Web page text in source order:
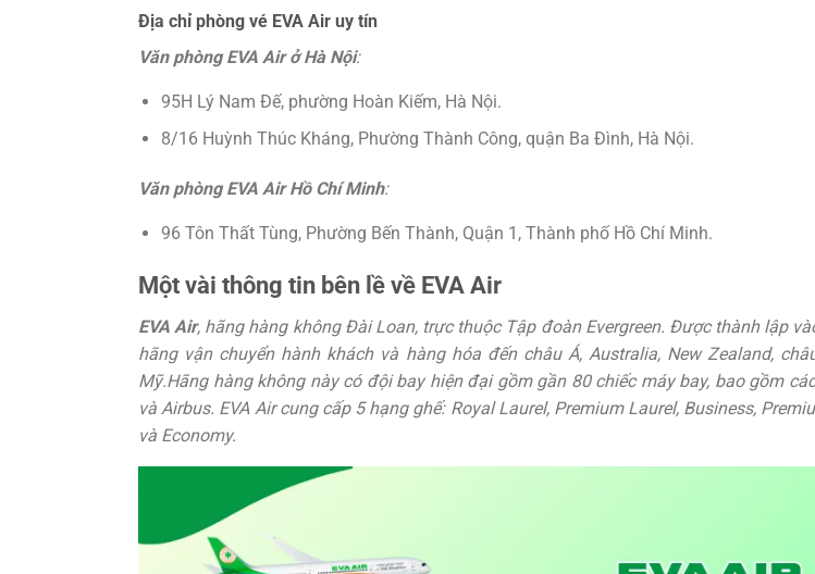
Địa chỉ phòng vé EVA Air uy tín
Văn phòng EVA Air ở Hà Nội:
95H Lý Nam Đế, phường Hoàn Kiếm, Hà Nội.
8/16 Huỳnh Thúc Kháng, Phường Thành Công, quận Ba Đình, Hà Nội.
Văn phòng EVA Air Hồ Chí Minh:
96 Tôn Thất Tùng, Phường Bến Thành, Quận 1, Thành phố Hồ Chí Minh.
Một vài thông tin bên lề về EVA Air
EVA Air, hãng hàng không Đài Loan, trực thuộc Tập đoàn Evergreen. Được thành lập
hãng vận chuyển hành khách và hàng hóa đến châu Á, Australia, New Zealand,
Mỹ.Hãng hàng không này có đội bay hiện đại gồm gần 80 chiếc máy bay, bao gồm
và Airbus. EVA Air cung cấp 5 hạng ghế: Royal Laurel, Premium Laurel, Business,
và Economy.